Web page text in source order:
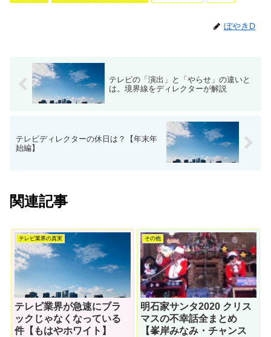
ぼやきD
テレビの「演出」と「やらせ」の違いと
は。境界線をディレクターが解説
テレビディレクターの休日は？【年末年
始編】
関連記事
テレビ業界の真実
テレビ業界が急速にブラ
ックじゃなくなっている
件【もはやホワイト】
その他
明石家サンタ2020 クリス
マスの不幸話全まとめ
【峯岸みなみ・チャンス